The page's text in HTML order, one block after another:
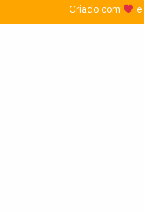
Criado com
e